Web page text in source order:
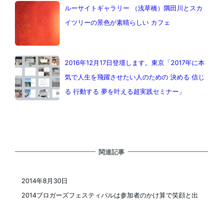
ルーサイトギャラリー （浅草橋）隅田川とスカ
イツリーの景色が素晴らしい カフェ
2016年12月17日登壇します。東京「2017年に本
気で人生を飛躍させたい人のための 決める 信じ
る 行動する 夢を叶える超実践セミナー」
関連記事
2014ブロガーズフェスティバルは参加者のかけ算で笑顔と出
2014年8月30日